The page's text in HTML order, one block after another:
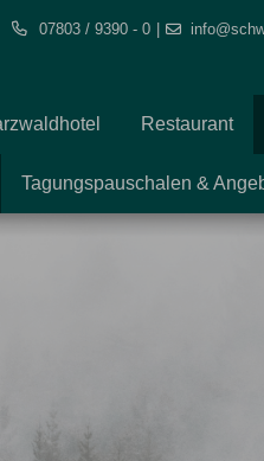
07803 / 9390 - 0
Restaurant
Tagungspauschalen &